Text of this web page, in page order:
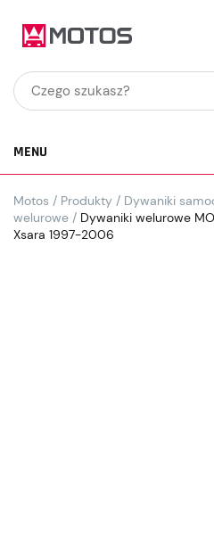
MENU
Motos / Produkty / Dywaniki
welurowe / Dywaniki welurowe
Xsara 1997-2006